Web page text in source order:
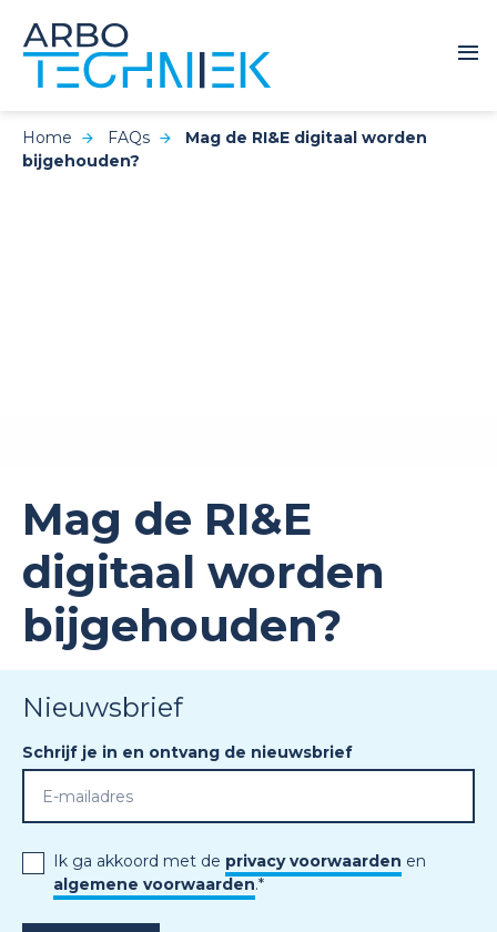
Home FAQs
Mag de RI&E digitaal worden
bijgehouden?
Mag de RI&E
digitaal worden
bijgehouden?
Nieuwsbrief
Schrijf je in en ontvang de nieuwsbrief
Ik ga akkoord met de privacy voorwaarden en
algemene voorwaarden.*